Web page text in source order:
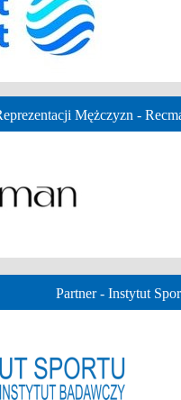
Mężczyzn -
Partner - Instytut